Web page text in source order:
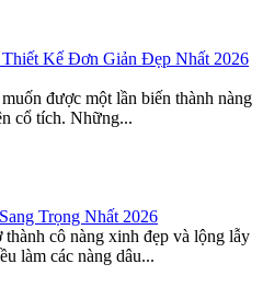
Kế Đơn Giản Đẹp Nhất 2026
được một lần biến thành nàng
cổ tích. Những...
Trọng Nhất 2026
cô nàng xinh đẹp và lộng lẫy
làm các nàng dâu...